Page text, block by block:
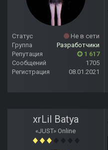
Статус
Не в сети
Группа
Разработчики
Репутация
1 617
Сообщений
1705
Регистрация
08.01.2021
xrLil Batya
«JUST» Online